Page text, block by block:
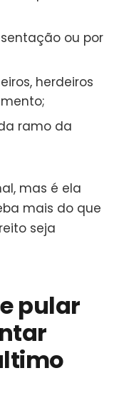
ou por
herdeiros
ramo da
mas é ela
mais do que
seja
pular